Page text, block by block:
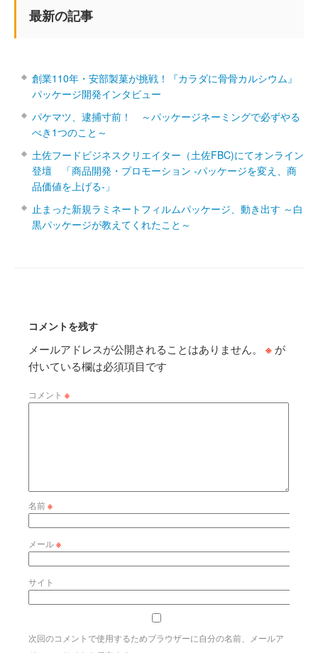
最新の記事
創業110年・安部製菓が挑戦！『カラダに骨骨カルシウム』
パッケージ開発インタビュー
パケマツ、逮捕寸前！ ～パッケージネーミングで必ずやる
べき1つのこと～
土佐フードビジネスクリエイター（土佐FBC)にてオンライン
登壇 「商品開発・プロモーション ‐パッケージを変え、商
品価値を上げる‐」
止まった新規ラミネートフィルムパッケージ、動き出す ～白
黒パッケージが教えてくれたこと～
コメントを残す
メールアドレスが公開されることはありません。 ※ が
付いている欄は必須項目です
コメント ※
名前※
メール※
サイト
次回のコメントで使用するためブラウザーに自分の名前、メールア